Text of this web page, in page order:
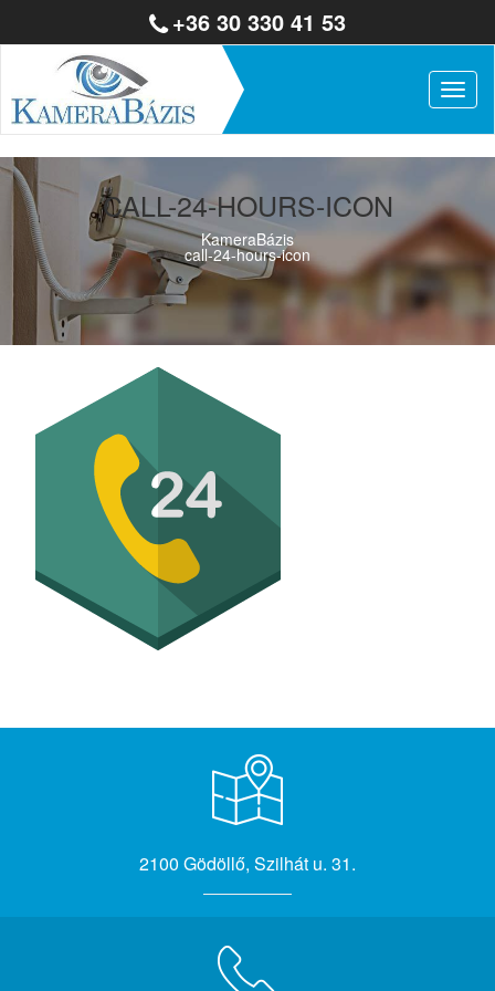
+36 30 330 41 53
CALL-24-HOURS-ICON
KameraBázis
call-24-hours-icon
2100 Gödöllő, Szilhát u. 31.